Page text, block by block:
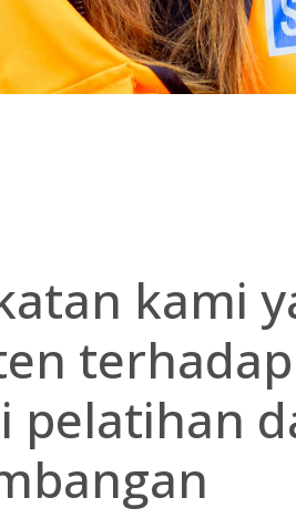
kami
pelatihan